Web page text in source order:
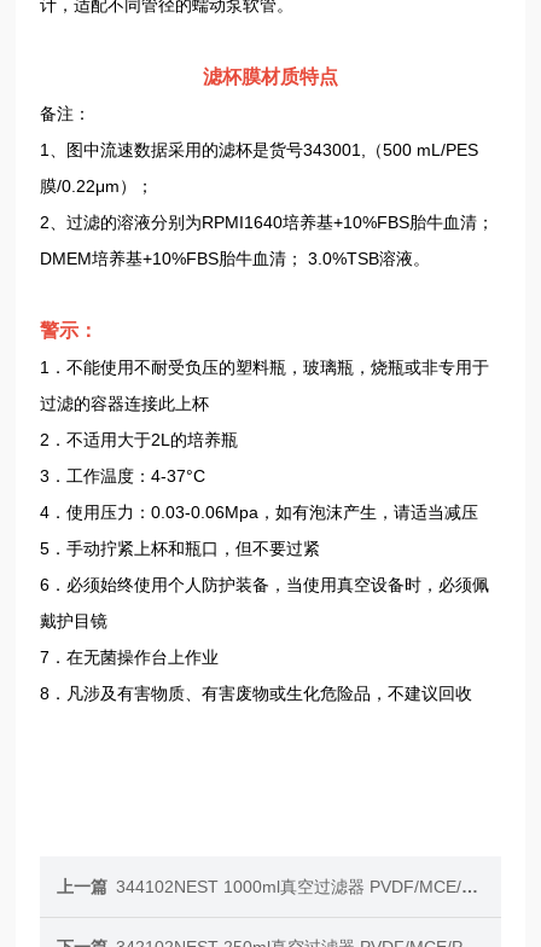
计，适配不同管径的蠕动泵软管。
滤杯膜材质特点
备注：
1、图中流速数据采用的滤杯是货号343001,（500 mL/PES
膜/0.22μm）；
2、过滤的溶液分别为RPMI1640培养基+10%FBS胎牛血清；
DMEM培养基+10%FBS胎牛血清； 3.0%TSB溶液。
警示：
1．不能使用不耐受负压的塑料瓶，玻璃瓶，烧瓶或非专用于
过滤的容器连接此上杯
2．不适用大于2L的培养瓶
3．工作温度：4-37°C
4．使用压力：0.03-0.06Mpa，如有泡沫产生，请适当减压
5．手动拧紧上杯和瓶口，但不要过紧
6．必须始终使用个人防护装备，当使用真空设备时，必须佩
戴护目镜
7．在无菌操作台上作业
8．凡涉及有害物质、有害废物或生化危险品，不建议回收
上一篇 344102NEST 1000ml真空过滤器 PVDF/MCE/PES/CA膜